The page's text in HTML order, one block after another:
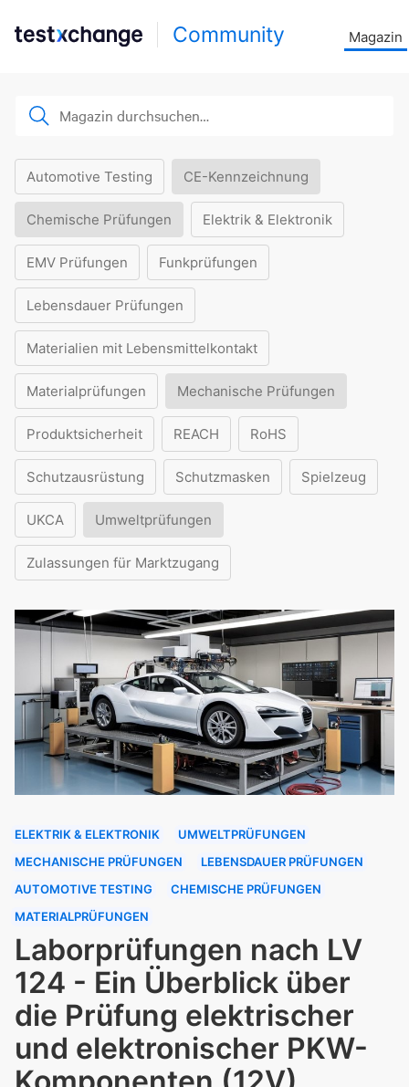
Community Magazin
Automotive Testing CE-Kennzeichnung
Chemische Prüfungen Elektrik & Elektronik
EMV Prüfungen Funkprüfungen
Lebensdauer Prüfungen
Materialien mit Lebensmittelkontakt
Materialprüfungen Mechanische Prüfungen
Produktsicherheit REACH RoHS
Schutzausrüstung Schutzmasken Spielzeug
UKCA Umweltprüfungen
Zulassungen für Marktzugang
ELEKTRIK & ELEKTRONIK
UMWELTPRÜFUNGEN
MECHANISCHE PRÜFUNGEN
LEBENSDAUER PRÜFUNGEN
AUTOMOTIVE TESTING
CHEMISCHE PRÜFUNGEN
MATERIALPRÜFUNGEN
Laborprüfungen nach LV
124 - Ein Überblick über
die Prüfung elektrischer
und elektronischer PKW-